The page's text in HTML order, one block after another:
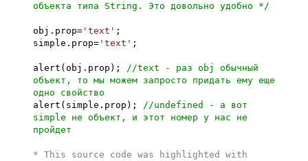
объекта типа String. Это довольно удобно */
obj.prop= 'text' ;
simple.prop= 'text' ;
alert(obj.prop); //text - раз obj обычный
объект, то мы можем запросто придать ему еще
одно свойство
alert(simple.prop); //undefined - а вот
simple не объект, и этот номер у нас не
пройдет
* This source code was highlighted with